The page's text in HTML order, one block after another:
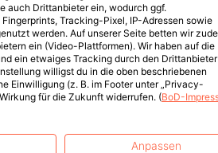
auch Drittanbieter ein, wodurch ggf.
Tracking-Pixel, IP-Adressen sowie
werden. Auf unserer Seite betten wir
ein (Video-Plattformen). Wir haben auf die
ein etwaiges Tracking durch den Drittanbieter
willigst du in die oben beschriebenen
Einwilligung (z. B. im Footer unter „Privacy-
für die Zukunft widerrufen. (BoD-
Anpassen